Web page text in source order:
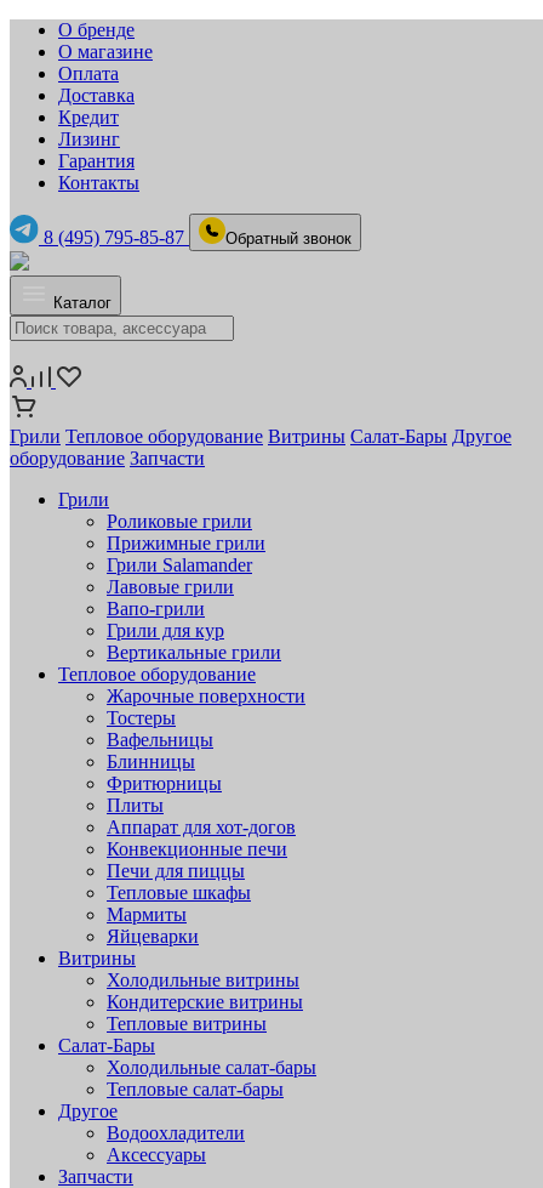
О бренде
О магазине
Оплата
Доставка
Кредит
Лизинг
Гарантия
Контакты
8 (495) 795-85-87 Обратный звонок
Каталог
Грили Тепловое оборудование Витрины Салат-Бары Другое
оборудование Запчасти
Грили
Роликовые грили
Прижимные грили
Грили Salamander
Лавовые грили
Вапо-грили
Грили для кур
Вертикальные грили
Тепловое оборудование
Жарочные поверхности
Тостеры
Вафельницы
Блинницы
Фритюрницы
Плиты
Аппарат для хот-догов
Конвекционные печи
Печи для пиццы
Тепловые шкафы
Мармиты
Яйцеварки
Витрины
Холодильные витрины
Кондитерские витрины
Тепловые витрины
Салат-Бары
Холодильные салат-бары
Тепловые салат-бары
Другое
Водоохладители
Аксессуары
Запчасти